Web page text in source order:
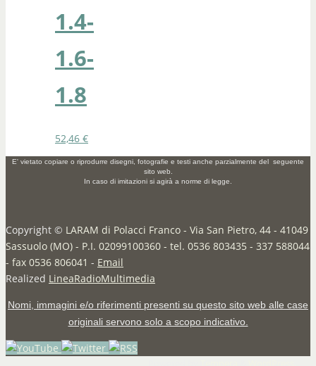
1.4-
1.6-
1.8
52,46 €
E' vietato copiare o riprodurre disegni, fotografie e testi anche parzialmente del seguente
sito web.
In caso di imitazioni si agirà a norme di legge.
Copyright © LARAM di Polacci Franco - Via San Pietro, 44 - 41049
Sassuolo (MO) - P.I. 02099100360 - tel. 0536 803435 - 337 588044
- fax 0536 806041 - Email
Realized LineaRadioMultimedia
Nomi, immagini e/o riferimenti presenti su questo sito web alle case
originali servono solo a scopo indicativo.